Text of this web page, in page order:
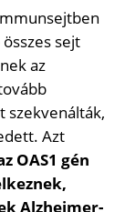
sejt
az
szekvenálták,
Azt
OAS1 gén
Alzheimer-